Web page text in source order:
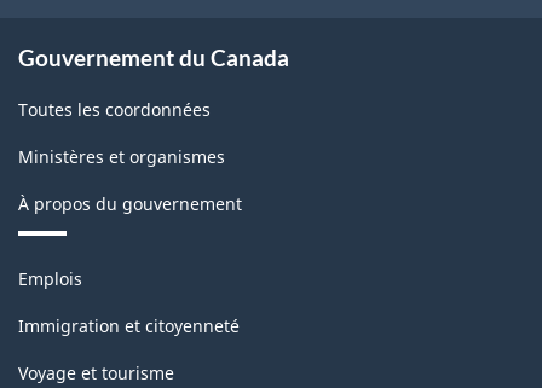
active
Structure
de
classification
Gouvernement du Canada
Toutes les coordonnées
Ministères et organismes
À propos du gouvernement
Thèmes
sujets
Emplois
Immigration et citoyenneté
Voyage et tourisme